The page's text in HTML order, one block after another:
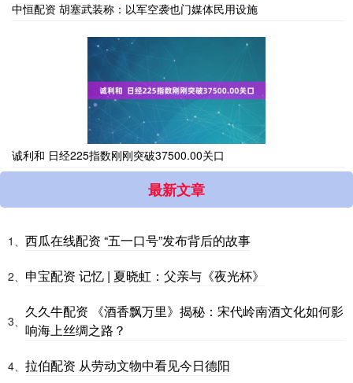
中恒配资 胡塞武装称：以军空袭也门媒体民用设施
诚利和 日经225指数刚刚突破37500.00关口
最新文章
1、 西瓜在线配资 “五一口号”发布背后的故事
2、 申宝配资 记忆 | 夏晓虹：父亲与《夜光杯》
3、
久久牛配资 《酒香飘万里》揭秘：宋代岭南酒文化如何影
响海上丝绸之路？
4、 拉伯配资 从劳动文物中看见今日德阳